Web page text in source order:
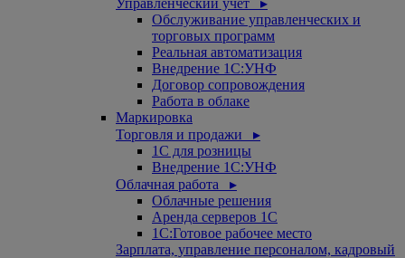
Управленческий учет ▸
Обслуживание управленческих и
торговых программ
Реальная автоматизация
Внедрение 1С:УНФ
Договор сопровождения
Работа в облаке
Маркировка
Торговля и продажи ▸
1С для розницы
Внедрение 1С:УНФ
Облачная работа ▸
Облачные решения
Аренда серверов 1С
1C:Готовое рабочее место
Зарплата, управление персоналом, кадровый